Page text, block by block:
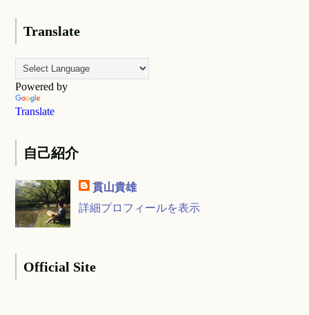
Translate
Powered by
Translate
自己紹介
貫山貴雄
詳細プロフィールを表示
Official Site